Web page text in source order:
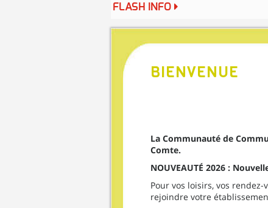
FLASH INFO
BIENVENUE
La Communauté de
Comte.
NOUVEAUTÉ 2026 :
Pour vos loisirs, vos
rejoindre votre